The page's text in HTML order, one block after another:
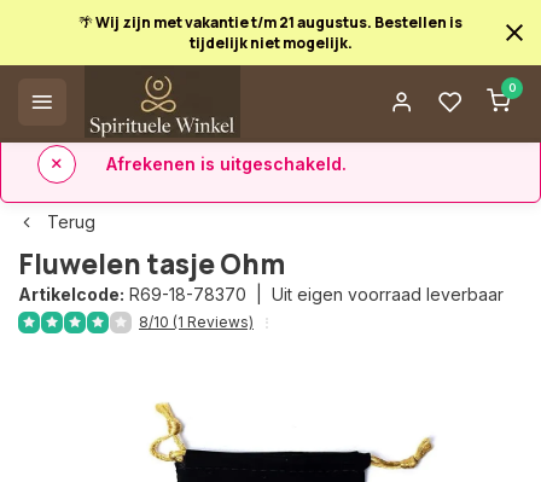
🌴 Wij zijn met vakantie t/m 21 augustus. Bestellen is
tijdelijk niet mogelijk.
0
✅ 14 dagen retourrecht ✅ Direct uit eigen voorraad leverbaar
Afrekenen is uitgeschakeld.
Terug
Fluwelen tasje Ohm
Artikelcode: R69-18-78370 | Uit eigen voorraad leverbaar
8/10 (1 Reviews)